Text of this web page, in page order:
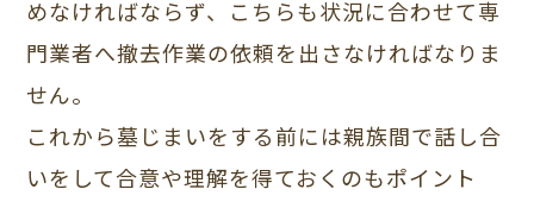
めなければならず、こちらも状況に合わせて専
門業者へ撤去作業の依頼を出さなければなりま
せん。
これから墓じまいをする前には親族間で話し合
いをして合意や理解を得ておくのもポイント